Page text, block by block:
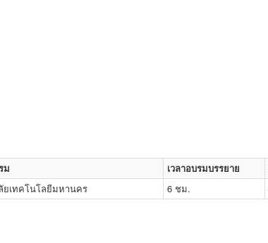
ม เวลาอบรมบรรยาย
ยเทคโนโลยีมหานคร 6 ชม.